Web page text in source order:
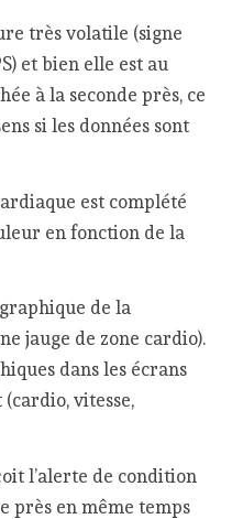
très volatile (signe
et bien elle est au
à la seconde près, ce
si les données sont
est complété
en fonction de la
de la
jauge de zone cardio).
dans les écrans
vitesse,
l’alerte de condition
près en même temps